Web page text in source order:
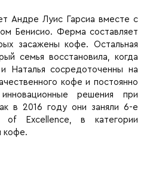
Андре Луис Гарсиа вместе с
Бенисио. Ферма составляет
засажены кофе. Остальная
семья восстановила, когда
Наталья сосредоточенны на
кофе и постоянно
решения при
в 2016 году они заняли 6-е
Excellence, в категории
кофе.